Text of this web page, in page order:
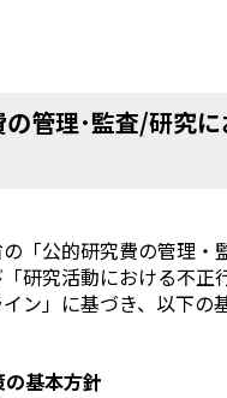
管理･監査/研究
「公的研究費の管理・
研究活動における不正
ン」に基づき、以下の
基本方針